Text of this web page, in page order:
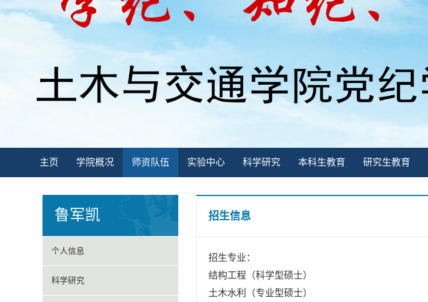
主页 学院概况 师资队伍 实验中心 科学研究 本科生教育 研究生教育
鲁军凯
个人信息
科学研究
招生信息
招生专业：
结构工程（科学型硕士）
土木水利（专业型硕士）